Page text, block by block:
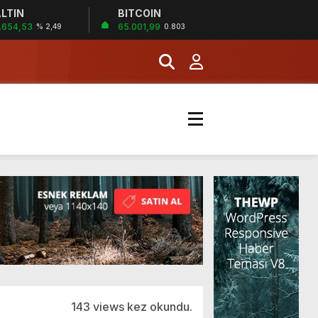
% 2,49
BITCOIN
65.001,99 0.803
SGK
143 views kez okundu.